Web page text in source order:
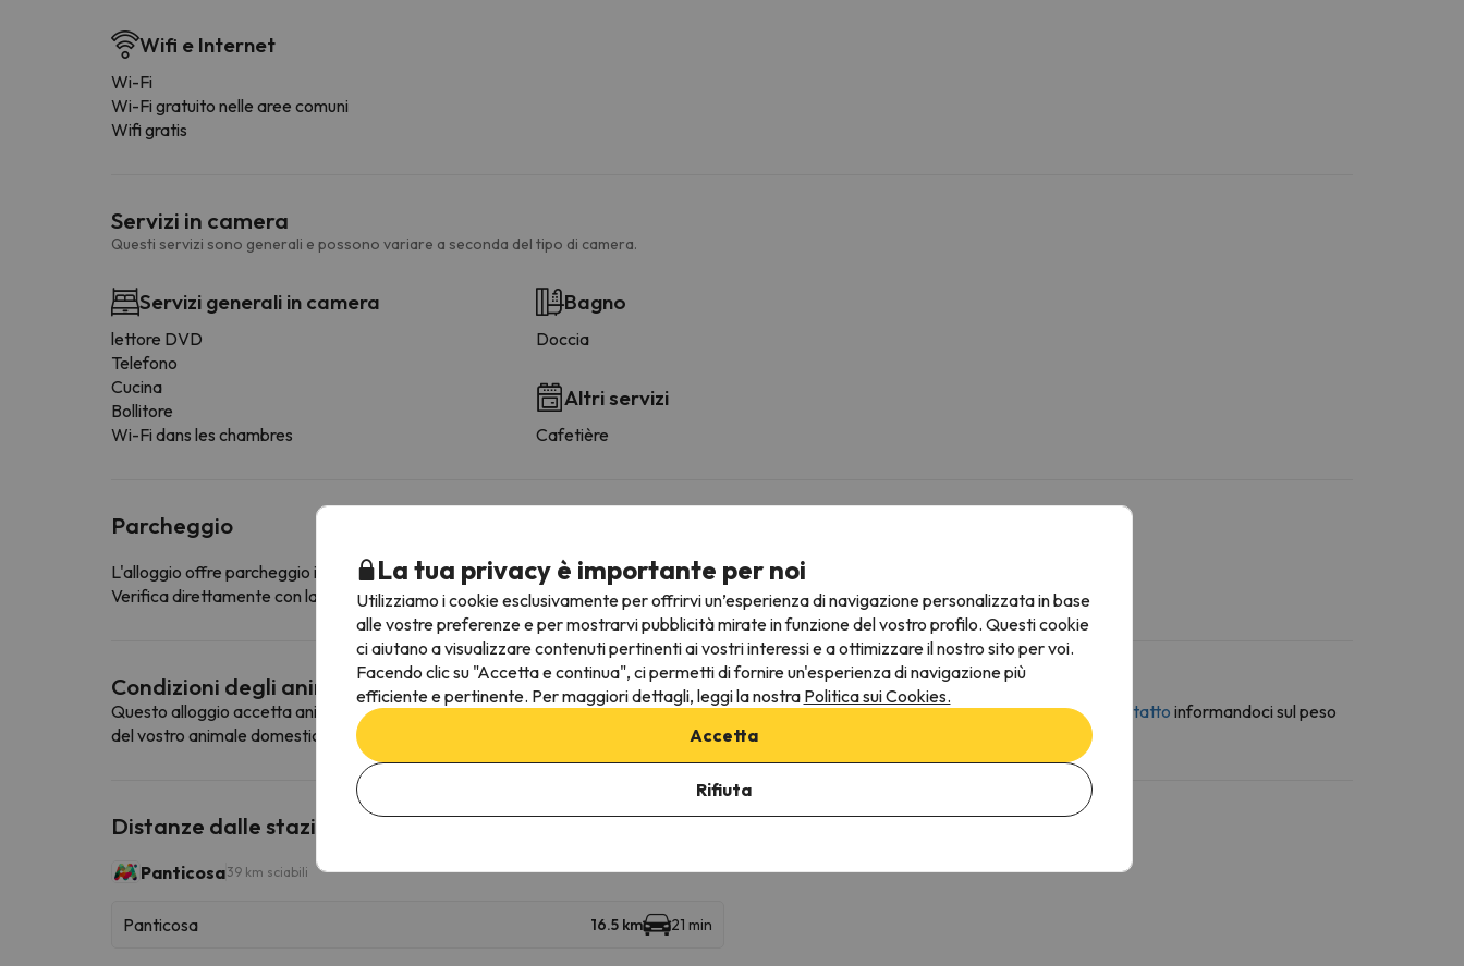
Wifi e Internet
Wi-Fi
Wi-Fi gratuito nelle aree comuni
Wifi gratis
Servizi in camera
Questi servizi sono generali e possono variare a seconda del tipo di camera.
Servizi generali in camera
lettore DVD
Telefono
Cucina
Bollitore
Wi-Fi dans les chambres
Bagno
Doccia
Altri servizi
Cafetière
Parcheggio
L'alloggio offre parcheggio interno gratuito
Verifica direttamente con la struttura ricettiva se offre la possibilità di prenotare il posto auto in anticipo.
Condizioni degli animali domestici
Questo alloggio accetta animali domestici. Per consultarne le condizioni è indispensabile inviarci un messaggio attraverso lamodulo di contatto informandoci sul peso
del vostro animale domestico.
Distanze dalle stazioni sciistiche vicine
Panticosa39 km sciabili
Panticosa 16.5 km 21 min
La tua privacy è importante per noi
Utilizziamo i cookie esclusivamente per offrirvi un’esperienza di navigazione personalizzata in base
alle vostre preferenze e per mostrarvi pubblicità mirate in funzione del vostro profilo. Questi cookie
ci aiutano a visualizzare contenuti pertinenti ai vostri interessi e a ottimizzare il nostro sito per voi.
Facendo clic su "Accetta e continua", ci permetti di fornire un'esperienza di navigazione più
efficiente e pertinente. Per maggiori dettagli, leggi la nostra Politica sui Cookies.
Accetta
Rifiuta